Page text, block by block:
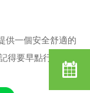
供一個安全舒適的
得要早點行動哦！